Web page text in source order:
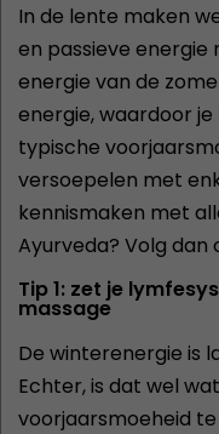
In de lente maken
en passieve
energie van de
energie, waardoor
typische
versoepelen met
kennismaken met
Ayurveda? Volg dan
Tip 1: zet je
massage
De winterenergie is
Echter, is dat wel
voorjaarsmoeheid